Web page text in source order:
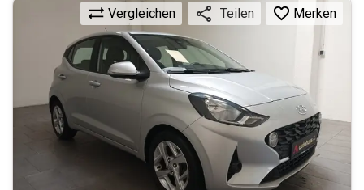
Vergleichen Teilen Merken